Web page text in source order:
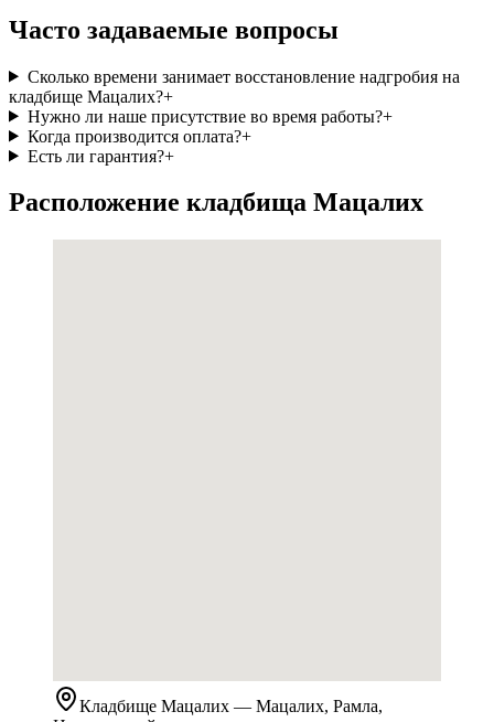
Часто задаваемые вопросы
Сколько времени занимает восстановление надгробия на
кладбище Мацалих?+
Нужно ли наше присутствие во время работы?+
Когда производится оплата?+
Есть ли гарантия?+
Расположение кладбища Мацалих
Кладбище Мацалих — Мацалих, Рамла,